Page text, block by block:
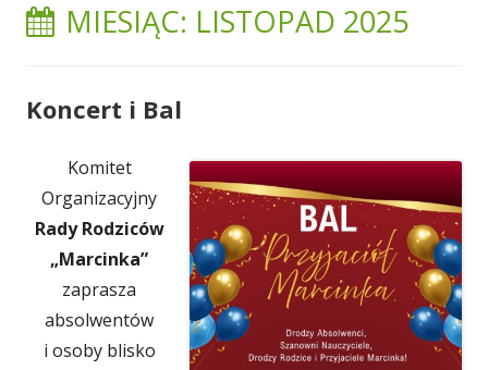
MIESIĄC: LISTOPAD 2025
Koncert i Bal
Komitet
Organizacyjny
Rady Rodziców
„Marcinka”
zaprasza
absolwentów
i osoby blisko